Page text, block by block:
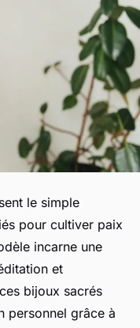
le simple
pour cultiver paix
incarne une
et
bijoux sacrés
personnel grâce à